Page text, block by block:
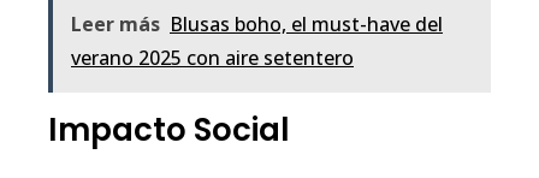
Leer más Blusas boho, el must-have del
verano 2025 con aire setentero
Impacto Social